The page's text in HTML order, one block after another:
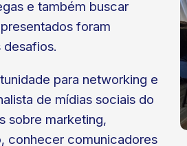
e também buscar
foram
desafios.
para networking e
de mídias sociais do
sobre marketing,
conhecer comunicadores